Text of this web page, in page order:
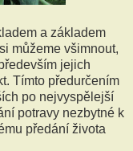
a základem
můžeme všimnout,
jejich
Tímto předurčením
po nejvyspělejší
potravy nezbytné k
předání života